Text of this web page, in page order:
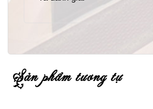
sản phẩm tương tự